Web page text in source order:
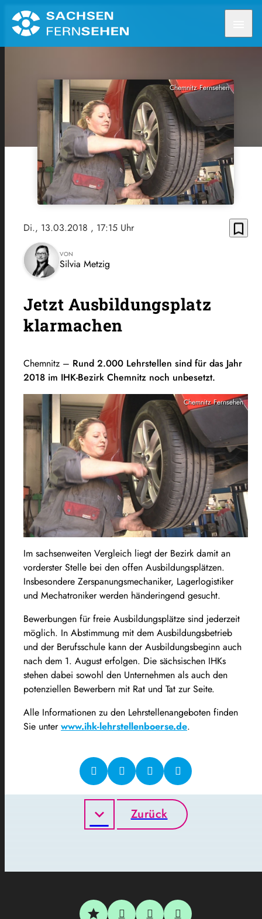
Chemnitz Fernsehen
Di., 13.03.2018 , 17:15 Uhr bookmark_border
VON
Silvia Metzig
Jetzt Ausbildungsplatz
klarmachen
Chemnitz – Rund 2.000 Lehrstellen sind für das Jahr
2018 im IHK-Bezirk Chemnitz noch unbesetzt.
Chemnitz Fernsehen
Im sachsenweiten Vergleich liegt der Bezirk damit an
vorderster Stelle bei den offen Ausbildungsplätzen.
Insbesondere Zerspanungsmechaniker, Lagerlogistiker
und Mechatroniker werden händeringend gesucht.
Bewerbungen für freie Ausbildungsplätze sind jederzeit
möglich. In Abstimmung mit dem Ausbildungsbetrieb
und der Berufsschule kann der Ausbildungsbeginn auch
nach dem 1. August erfolgen. Die sächsischen IHKs
stehen dabei sowohl den Unternehmen als auch den
potenziellen Bewerbern mit Rat und Tat zur Seite.
Alle Informationen zu den Lehrstellenangeboten finden
Sie unterwww.ihk-lehrstellenboerse.de.
Zurück